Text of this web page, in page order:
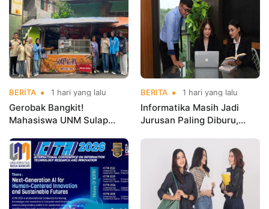
Championships 2026
BERITA 1 hari yang lalu
Gerobak Bangkit!
Mahasiswa UNM Sulap
Menarik dan Laris
BERITA 1 hari yang lalu
Informatika Masih Jadi
Jurusan Paling Diburu,
hingga Cyber Security